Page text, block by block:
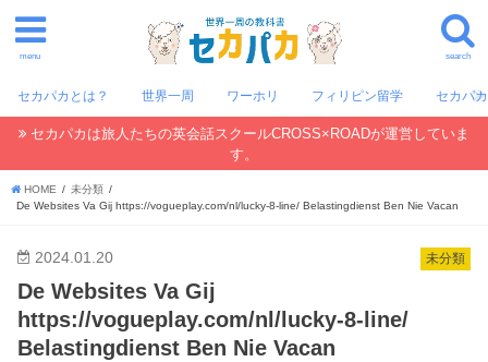
search
menu
セカパカとは？ 世界一周 ワーホリ フィリピン留学 セカパ
セカパカは旅人たちの英会話スクールCROSS×ROADが運営していま
す。
HOME
未分類
De Websites Va Gij https://vogueplay.com/nl/lucky-8-line/ Belastingdienst Ben Nie Vacan
未分類
2024.01.20
De Websites Va Gij
https://vogueplay.com/nl/lucky-8-line/
Belastingdienst Ben Nie Vacan